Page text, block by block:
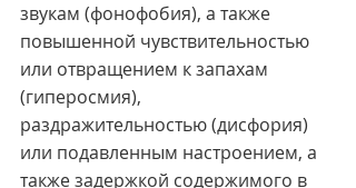
звукам (фонофобия), а также
повышенной чувствительностью
или отвращением к запахам
(гиперосмия),
раздражительностью (дисфория)
или подавленным настроением, а
также задержкой содержимого в